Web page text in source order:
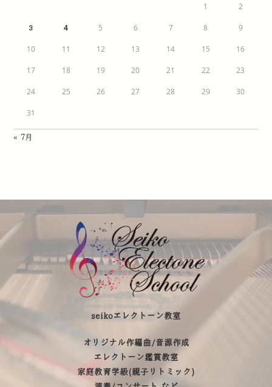
1 2
3 4 5 6 7 8 9
10 11 12 13 14 15 16
17 18 19 20 21 22 23
24 25 26 27 28 29 30
31
« 7月
seikoエレクトーン教室
オリジナル作編曲/音源作成
エレクトーン鑑賞教室
家庭教育学級(親子リトミック)